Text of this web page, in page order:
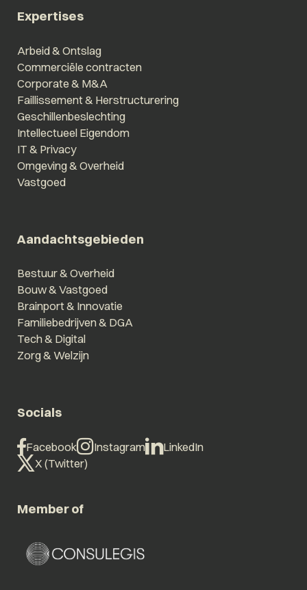
Expertises
Arbeid & Ontslag
Commerciële contracten
Corporate & M&A
Faillissement & Herstructurering
Geschillenbeslechting
Intellectueel Eigendom
IT & Privacy
Omgeving & Overheid
Vastgoed
Aandachtsgebieden
Bestuur & Overheid
Bouw & Vastgoed
Brainport & Innovatie
Familiebedrijven & DGA
Tech & Digital
Zorg & Welzijn
Socials
Facebook Instagram
LinkedIn
X (Twitter)
Member of